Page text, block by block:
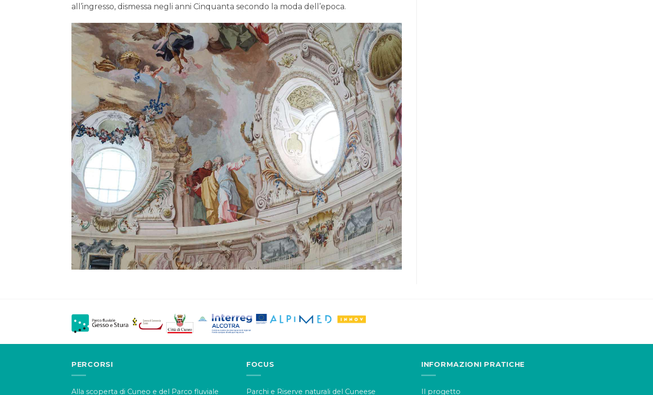
all’ingresso, dismessa negli anni Cinquanta secondo la moda dell’epoca.
PERCORSI
Alla scoperta di Cuneo e del Parco fluviale
FOCUS
Parchi e Riserve naturali del Cuneese
INFORMAZIONI PRATICHE
Il progetto